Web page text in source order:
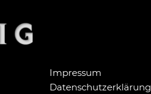
Impressum
Datenschutzerklärung